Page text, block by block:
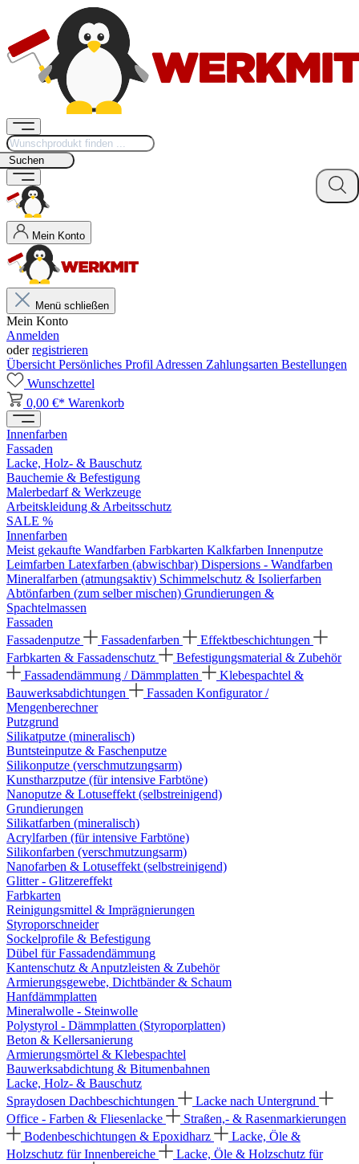
Suchen
Mein Konto
Menü schließen
Mein Konto
Anmelden
oderregistrieren
Übersicht Persönliches Profil Adressen Zahlungsarten Bestellungen
Wunschzettel
0,00 €* Warenkorb
Innenfarben
Fassaden
Lacke, Holz- & Bauschutz
Bauchemie & Befestigung
Malerbedarf & Werkzeuge
Arbeitskleidung & Arbeitsschutz
SALE %
Innenfarben
Meist gekaufte Wandfarben Farbkarten Kalkfarben Innenputze
Leimfarben Latexfarben (abwischbar) Dispersions - Wandfarben
Mineralfarben (atmungsaktiv) Schimmelschutz & Isolierfarben
Abtönfarben (zum selber mischen) Grundierungen &
Spachtelmassen
Fassaden
Fassadenputze
Fassadenfarben
Effektbeschichtungen
Farbkarten & Fassadenschutz
Befestigungsmaterial & Zubehör
Fassadendämmung / Dämmplatten
Klebespachtel &
Bauwerksabdichtungen
Fassaden Konfigurator /
Mengenberechner
Putzgrund
Silikatputze (mineralisch)
Buntsteinputze & Faschenputze
Silikonputze (verschmutzungsarm)
Kunstharzputze (für intensive Farbtöne)
Nanoputze & Lotuseffekt (selbstreinigend)
Grundierungen
Silikatfarben (mineralisch)
Acrylfarben (für intensive Farbtöne)
Silikonfarben (verschmutzungsarm)
Nanofarben & Lotuseffekt (selbstreinigend)
Glitter - Glitzereffekt
Farbkarten
Reinigungsmittel & Imprägnierungen
Styroporschneider
Sockelprofile & Befestigung
Dübel für Fassadendämmung
Kantenschutz & Anputzleisten & Zubehör
Armierungsgewebe, Dichtbänder & Schaum
Hanfdämmplatten
Mineralwolle - Steinwolle
Polystyrol - Dämmplatten (Styroporplatten)
Beton & Kellersanierung
Armierungsmörtel & Klebespachtel
Bauwerksabdichtung & Bitumenbahnen
Lacke, Holz- & Bauschutz
Spraydosen Dachbeschichtungen
Lacke nach Untergrund
Office - Farben & Fliesenlacke
Straßen,- & Rasenmarkierungen
Bodenbeschichtungen & Epoxidharz
Lacke, Öle &
Holzschutz für Innenbereiche
Lacke, Öle & Holzschutz für